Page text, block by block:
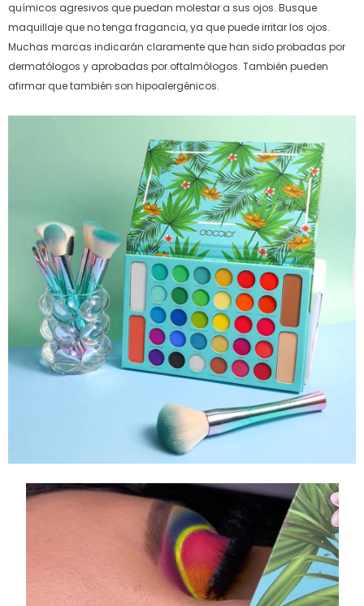
químicos agresivos que puedan molestar a sus ojos. Busque
maquillaje que no tenga fragancia, ya que puede irritar los ojos.
Muchas marcas indicarán claramente que han sido probadas por
dermatólogos y aprobadas por oftalmólogos. También pueden
afirmar que también son hipoalergénicos.